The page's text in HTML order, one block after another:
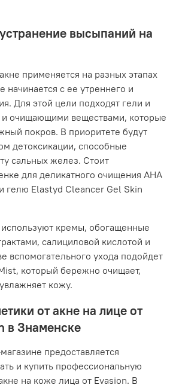
высыпаний на
применяется на разных этапах
начинается с ее утреннего и
Для этой цели подходят гели и
и очищающими веществами, которые
покров. В приоритете будут
детоксикации, способные
сальных желез. Стоит
для деликатного очищения AHA
гелю Elastyd Cleancer Gel Skin
кремы, обогащенные
салициловой кислотой и
вспомогательного ухода подойдет
который бережно очищает,
кожу.
от акне на лице от
в Знаменске
предоставляется
и купить профессиональную
на коже лица от Evasion. В